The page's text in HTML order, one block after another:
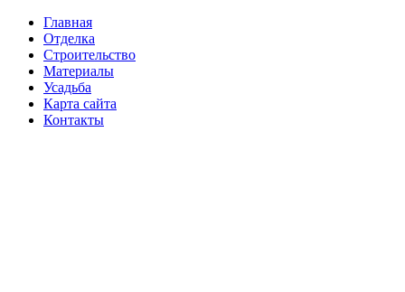
Главная
Отделка
Строительство
Материалы
Усадьба
Карта сайта
Контакты